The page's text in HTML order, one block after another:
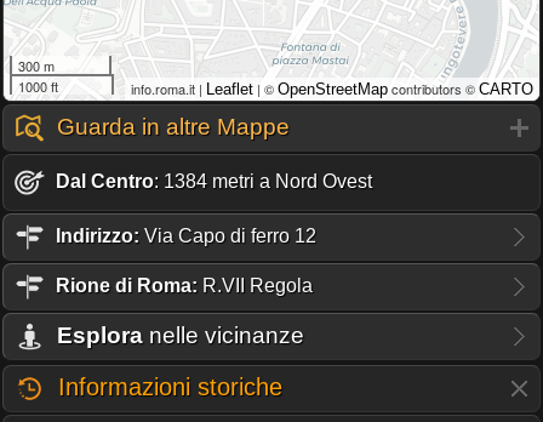
300 m
1000 ft
info.roma.it | Leaflet | © OpenStreetMap contributors © CARTO
Guarda in altre Mappe
Dal Centro: 1384 metri a Nord Ovest
Indirizzo: Via Capo di ferro 12
Rione di Roma: R.VII Regola
Esplora nelle vicinanze
Informazioni storiche